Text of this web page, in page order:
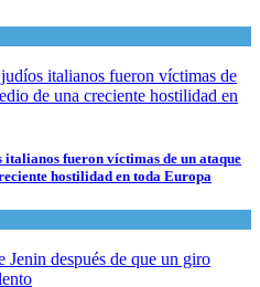
fueron víctimas de un ataque
hostilidad en toda Europa